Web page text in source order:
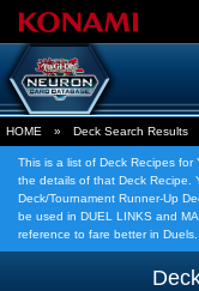
HOME » Deck Search Results
This is a list of Deck Recipes
the details of that Deck Recipe.
Deck/Tournament Runner-Up
be used in DUEL LINKS and
reference to fare better in Duels.